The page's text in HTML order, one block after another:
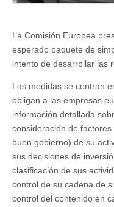
La Comisión Europea
esperado paquete de
intento de desarrollar las
Las medidas se centran
obligan a las empresas
información detallada
consideración de
buen gobierno) de su
sus decisiones de
clasificación de sus
control de su cadena de
control del contenido en